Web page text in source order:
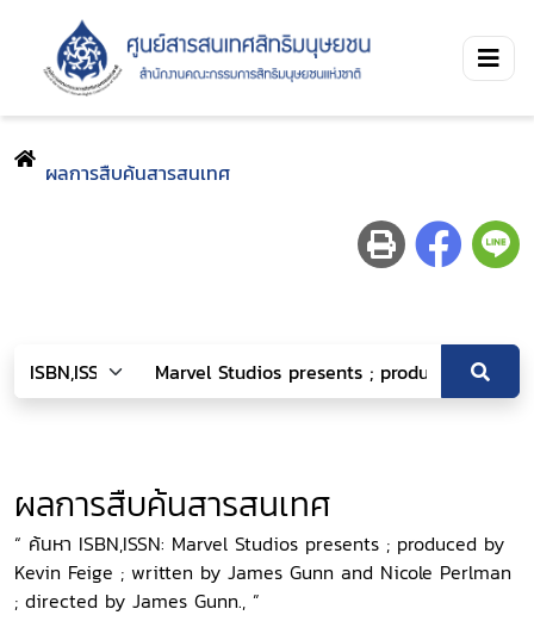
ผลการสืบค้นสารสนเทศ
ผลการสืบค้นสารสนเทศ
“ ค้นหา ISBN,ISSN: Marvel Studios presents ; produced by
Kevin Feige ; written by James Gunn and Nicole Perlman
; directed by James Gunn., ”